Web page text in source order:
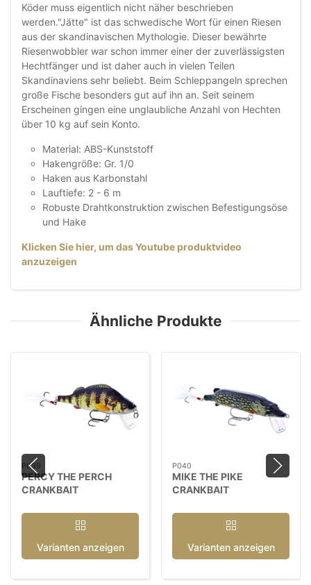
Köder muss eigentlich nicht näher beschrieben
werden."Jätte" ist das schwedische Wort für einen Riesen
aus der skandinavischen Mythologie. Dieser bewährte
Riesenwobbler war schon immer einer der zuverlässigsten
Hechtfänger und ist daher auch in vielen Teilen
Skandinaviens sehr beliebt. Beim Schleppangeln sprechen
große Fische besonders gut auf ihn an. Seit seinem
Erscheinen gingen eine unglaubliche Anzahl von Hechten
über 10 kg auf sein Konto.
Material: ABS-Kunststoff
Hakengröße: Gr. 1/0
Haken aus Karbonstahl
Lauftiefe: 2 - 6 m
Robuste Drahtkonstruktion zwischen Befestigungsöse
und Hake
Klicken Sie hier, um das Youtube produktvideo
anzuzeigen
Ähnliche Produkte
P039
PERCY THE PERCH
CRANKBAIT
Varianten anzeigen
P040
MIKE THE PIKE
CRANKBAIT
Varianten anzeigen